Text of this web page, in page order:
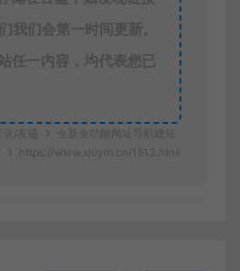
我们会第一时间更新。
任一内容，均代表您已
录/友链
全新全功能网址导航建站
https://www.xjuym.cn/1513.html